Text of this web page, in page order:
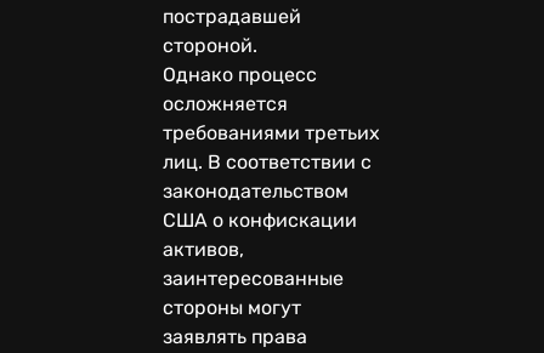
пострадавшей
стороной.
Однако процесс
осложняется
требованиями третьих
лиц. В соответствии с
законодательством
США о конфискации
активов,
заинтересованные
стороны могут
заявлять права